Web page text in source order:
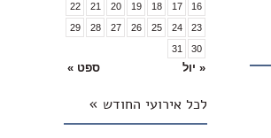
16
17
18
19
20
21
22
23
24
25
26
27
28
29
30
31
« יול ספט »
לכל אירועי החודש »